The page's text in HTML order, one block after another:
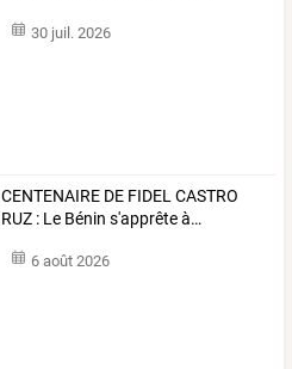
30 juil. 2026
CENTENAIRE DE FIDEL CASTRO
RUZ : Le Bénin s'apprêteà…
6 août 2026